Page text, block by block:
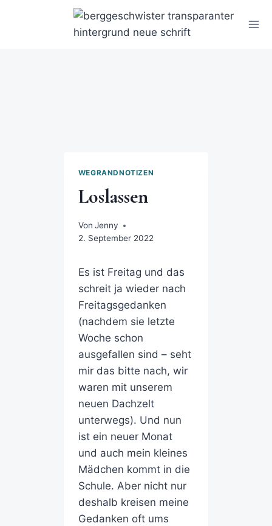
WEGRANDNOTIZEN
Loslassen
Von Jenny
2. September 2022
Es ist Freitag und das
schreit ja wieder nach
Freitagsgedanken
(nachdem sie letzte
Woche schon
ausgefallen sind – seht
mir das bitte nach, wir
waren mit unserem
neuen Dachzelt
unterwegs). Und nun
ist ein neuer Monat
und auch mein kleines
Mädchen kommt in die
Schule. Aber nicht nur
deshalb kreisen meine
Gedanken oft ums